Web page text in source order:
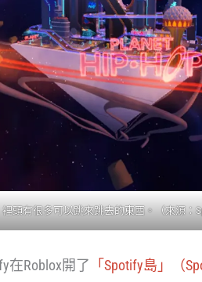
裡頭有很多可以跳來跳去的東西。（來源：
在Roblox開了 「Spotify島」（